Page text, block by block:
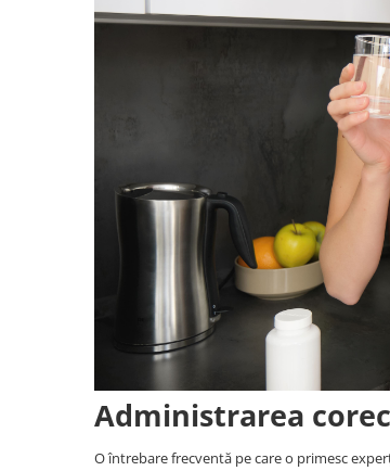
Administrarea
O întrebare frecventă pe care o primesc